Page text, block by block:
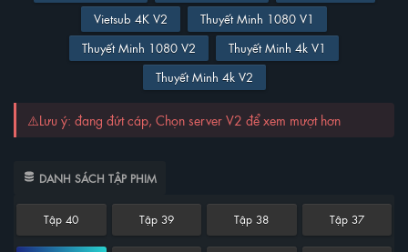
Vietsub 4K V2
Thuyết Minh 1080 V1
Thuyết Minh 1080 V2
Thuyết Minh 4k V1
Thuyết Minh 4k V2
⚠️Lưu ý: đang đứt cáp, Chọn server V2 để xem mượt hơn
DANH SÁCH TẬP PHIM
Tập 40 Tập 39 Tập 38 Tập 37